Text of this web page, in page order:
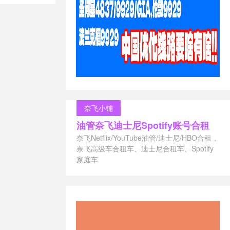
奈飞小铺
油管奈飞迪士尼Spotify账号合租
奈飞Netflix/YouTube油管/迪士尼/HBO合租，
奈飞高级车合租车、迪士尼合租车、Spotify
家庭车